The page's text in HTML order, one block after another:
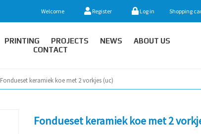
Welcome Register Log in Shopping
PRINTING PROJECTS NEWS
ABOUT US
CONTACT
Fondueset keramiek koe met 2 vorkjes (uc)
Fondueset keramiek koe met 2